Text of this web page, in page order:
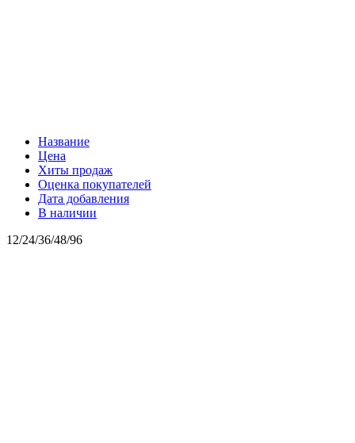
Название
Цена
Хиты продаж
Оценка покупателей
Дата добавления
В наличии
12/24/36/48/96